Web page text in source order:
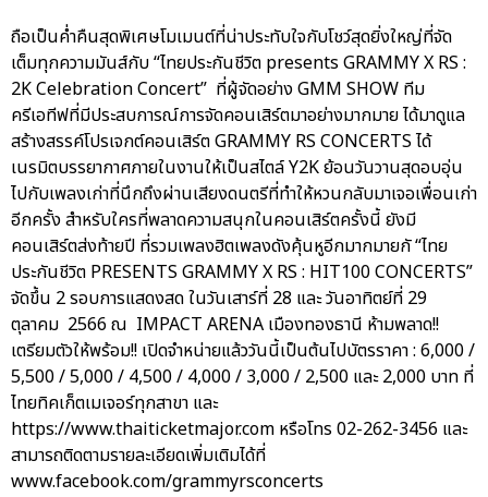
ถือเป็นค่ำคืนสุดพิเศษโมเมนต์ที่น่าประทับใจกับโชว์สุดยิ่งใหญ่ที่จัด
เต็มทุกความมันส์กับ “ไทยประกันชีวิต presents GRAMMY X RS :
2K Celebration Concert” ที่ผู้จัดอย่าง GMM SHOW ทีม
ครีเอทีฟที่มีประสบการณ์การจัดคอนเสิร์ตมาอย่างมากมาย ได้มาดูแล
สร้างสรรค์โปรเจกต์คอนเสิร์ต GRAMMY RS CONCERTS ได้
เนรมิตบรรยากาศภายในงานให้เป็นสไตล์ Y2K ย้อนวันวานสุดอบอุ่น
ไปกับเพลงเก่าที่นึกถึงผ่านเสียงดนตรีที่ทำให้หวนกลับมาเจอเพื่อนเก่า
อีกครั้ง สำหรับใครที่พลาดความสนุกในคอนเสิร์ตครั้งนี้ ยังมี
คอนเสิร์ตส่งท้ายปี ที่รวมเพลงฮิตเพลงดังคุ้นหูอีกมากมายกั “ไทย
ประกันชีวิต PRESENTS GRAMMY X RS : HIT100 CONCERTS”
จัดขึ้น 2 รอบการแสดงสด ในวันเสาร์ที่ 28 และ วันอาทิตย์ที่ 29
ตุลาคม 2566 ณ IMPACT ARENA เมืองทองธานี ห้ามพลาด!!
เตรียมตัวให้พร้อม!! เปิดจำหน่ายแล้ววันนี้เป็นต้นไปบัตรราคา : 6,000 /
5,500 / 5,000 / 4,500 / 4,000 / 3,000 / 2,500 และ 2,000 บาท ที่
ไทยทิคเก็ตเมเจอร์ทุกสาขา และ
https://www.thaiticketmajor.com หรือโทร 02-262-3456 และ
สามารถติดตามรายละเอียดเพิ่มเติมได้ที่
www.facebook.com/grammyrsconcerts